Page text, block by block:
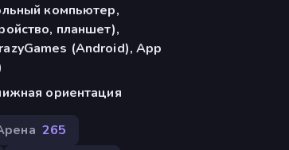
компьютер,
планшет),
(Android), App
ориентация
265